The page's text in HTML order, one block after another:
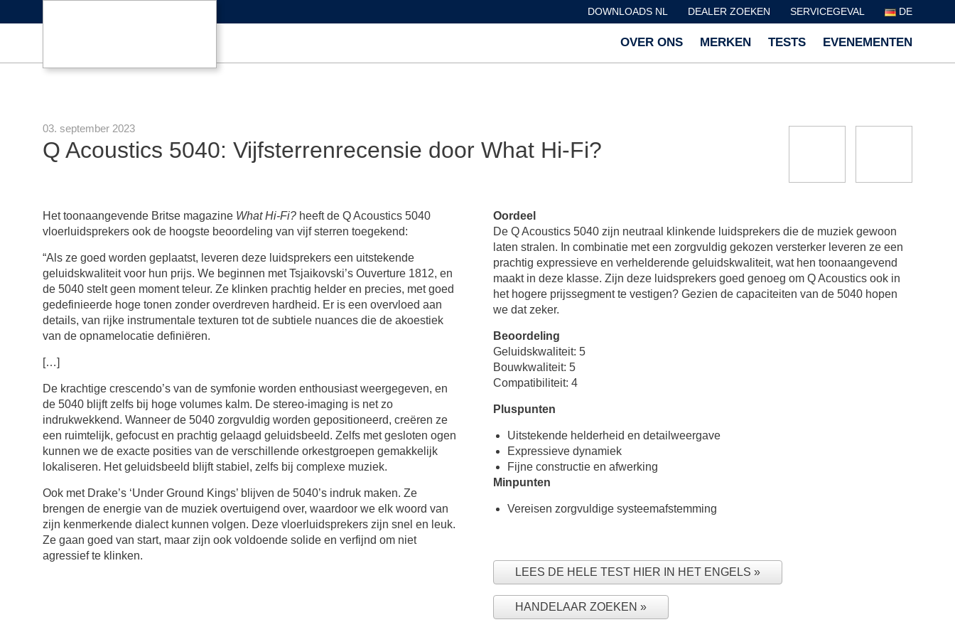
DOWNLOADS NL DEALER ZOEKEN SERVICEGEVAL DE
OVER ONS MERKEN TESTS EVENEMENTEN
03. september 2023
Q Acoustics 5040: Vijfsterrenrecensie door What Hi-Fi?
Het toonaangevende Britse magazine What Hi-Fi? heeft de Q Acoustics 5040
vloerluidsprekers ook de hoogste beoordeling van vijf sterren toegekend:
“Als ze goed worden geplaatst, leveren deze luidsprekers een uitstekende
geluidskwaliteit voor hun prijs. We beginnen met Tsjaikovski’s Ouverture 1812, en
de 5040 stelt geen moment teleur. Ze klinken prachtig helder en precies, met goed
gedefinieerde hoge tonen zonder overdreven hardheid. Er is een overvloed aan
details, van rijke instrumentale texturen tot de subtiele nuances die de akoestiek
van de opnamelocatie definiëren.
[…]
De krachtige crescendo’s van de symfonie worden enthousiast weergegeven, en
de 5040 blijft zelfs bij hoge volumes kalm. De stereo-imaging is net zo
indrukwekkend. Wanneer de 5040 zorgvuldig worden gepositioneerd, creëren ze
een ruimtelijk, gefocust en prachtig gelaagd geluidsbeeld. Zelfs met gesloten ogen
kunnen we de exacte posities van de verschillende orkestgroepen gemakkelijk
lokaliseren. Het geluidsbeeld blijft stabiel, zelfs bij complexe muziek.
Ook met Drake’s ‘Under Ground Kings’ blijven de 5040’s indruk maken. Ze
brengen de energie van de muziek overtuigend over, waardoor we elk woord van
zijn kenmerkende dialect kunnen volgen. Deze vloerluidsprekers zijn snel en leuk.
Ze gaan goed van start, maar zijn ook voldoende solide en verfijnd om niet
agressief te klinken.
Oordeel
De Q Acoustics 5040 zijn neutraal klinkende luidsprekers die de muziek gewoon
laten stralen. In combinatie met een zorgvuldig gekozen versterker leveren ze een
prachtig expressieve en verhelderende geluidskwaliteit, wat hen toonaangevend
maakt in deze klasse. Zijn deze luidsprekers goed genoeg om Q Acoustics ook in
het hogere prijssegment te vestigen? Gezien de capaciteiten van de 5040 hopen
we dat zeker.
Beoordeling
Geluidskwaliteit: 5
Bouwkwaliteit: 5
Compatibiliteit: 4
Pluspunten
Uitstekende helderheid en detailweergave
Expressieve dynamiek
Fijne constructie en afwerking
Minpunten
Vereisen zorgvuldige systeemafstemming
LEES DE HELE TEST HIER IN HET ENGELS
HANDELAAR ZOEKEN